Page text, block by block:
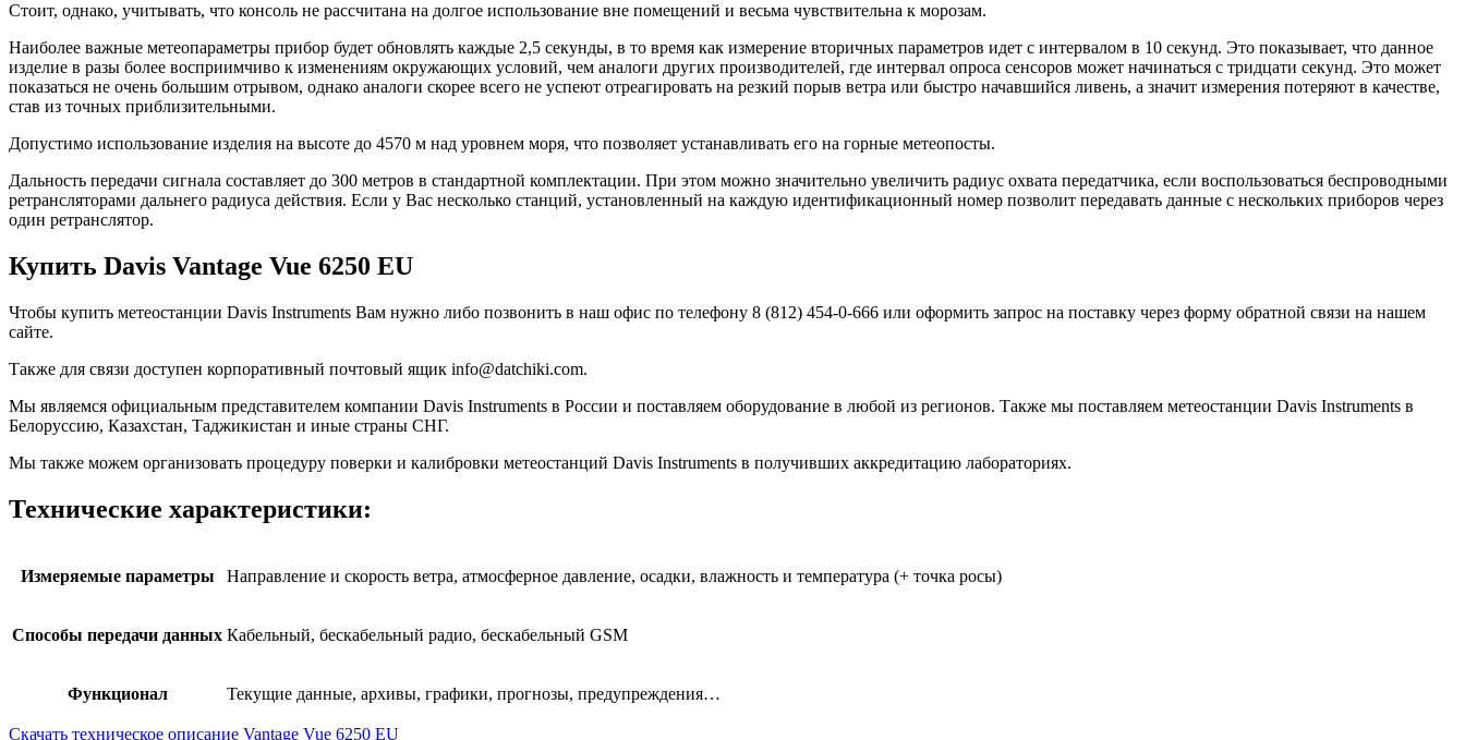
Стоит, однако, учитывать, что консоль не рассчитана на долгое использование вне помещений и весьма чувствительна к морозам.
Наиболее важные метеопараметры прибор будет обновлять каждые 2,5 секунды, в то время как измерение вторичных параметров идет с интервалом в 10 секунд. Это показывает, что данное
изделие в разы более восприимчиво к изменениям окружающих условий, чем аналоги других производителей, где интервал опроса сенсоров может начинаться с тридцати секунд. Это может
показаться не очень большим отрывом, однако аналоги скорее всего не успеют отреагировать на резкий порыв ветра или быстро начавшийся ливень, а значит измерения потеряют в качестве,
став из точных приблизительными.
Допустимо использование изделия на высоте до 4570 м над уровнем моря, что позволяет устанавливать его на горные метеопосты.
Дальность передачи сигнала составляет до 300 метров в стандартной комплектации. При этом можно значительно увеличить радиус охвата передатчика, если воспользоваться беспроводными
ретрансляторами дальнего радиуса действия. Если у Вас несколько станций, установленный на каждую идентификационный номер позволит передавать данные с нескольких приборов через
один ретранслятор.
Купить Davis Vantage Vue 6250 EU
Чтобы купить метеостанции Davis Instruments Вам нужно либо позвонить в наш офис по телефону 8 (812) 454-0-666 или оформить запрос на поставку через форму обратной связи на нашем
сайте.
Также для связи доступен корпоративный почтовый ящик info@datchiki.com.
Мы являемся официальным представителем компании Davis Instruments в России и поставляем оборудование в любой из регионов. Также мы поставляем метеостанции Davis Instruments в
Белоруссию, Казахстан, Таджикистан и иные страны СНГ.
Мы также можем организовать процедуру поверки и калибровки метеостанций Davis Instruments в получивших аккредитацию лабораториях.
Технические характеристики:
Измеряемые параметры Направление и скорость ветра, атмосферное давление, осадки, влажность и температура (+ точка росы)
Способы передачи данных Кабельный, бескабельный радио, бескабельный GSM
Функционал Текущие данные, архивы, графики, прогнозы, предупреждения…
Скачать техническое описание Vantage Vue 6250 EU